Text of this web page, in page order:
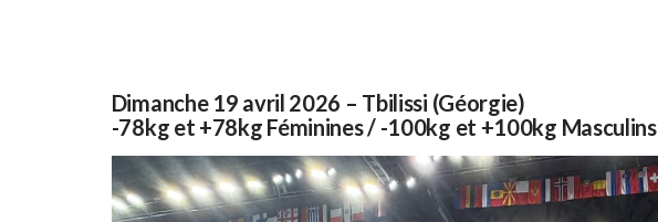
Dimanche 19 avril 2026 – Tbilissi (Géorgie)
-78kg et +78kg Féminines / -100kg et +100kg Masculins